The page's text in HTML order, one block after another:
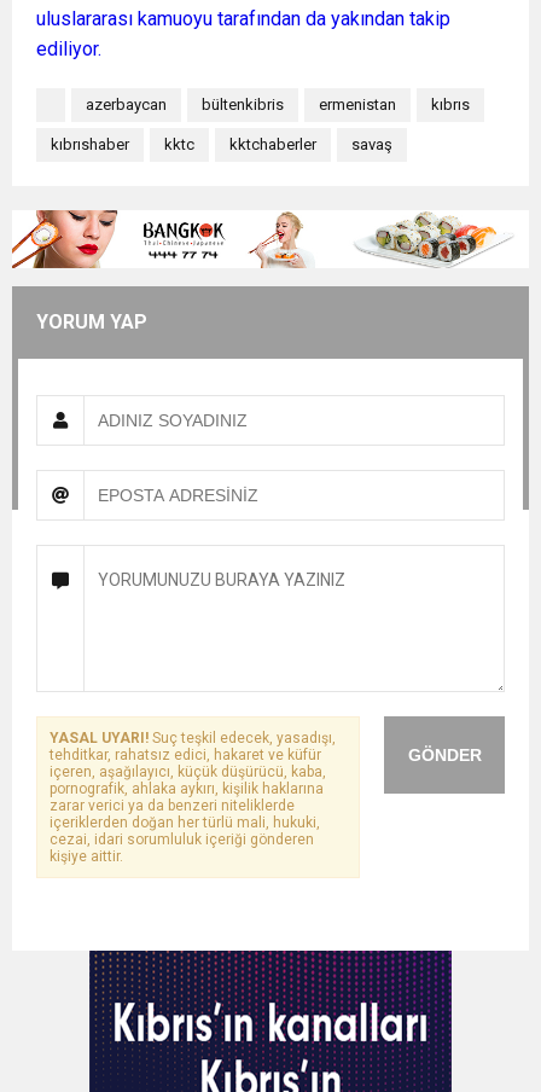
uluslararası kamuoyu tarafından da yakından takip
ediliyor.
azerbaycan bültenkibris ermenistan kıbrıs
kıbrıshaber kktc kktchaberler savaş
YORUM YAP
GÖNDER
YASAL UYARI! Suç teşkil edecek, yasadışı,
tehditkar, rahatsız edici, hakaret ve küfür
içeren, aşağılayıcı, küçük düşürücü, kaba,
pornografik, ahlaka aykırı, kişilik haklarına
zarar verici ya da benzeri niteliklerde
içeriklerden doğan her türlü mali, hukuki,
cezai, idari sorumluluk içeriği gönderen
kişiye aittir.